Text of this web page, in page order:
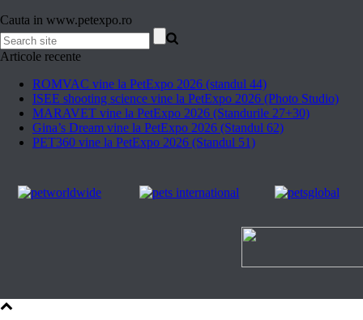
Cauta in www.petexpo.ro
Articole recente
ROMVAC vine la PetExpo 2026 (standul 44)
ISEE shooting science vine la PetExpo 2026 (Photo Studio)
MARAVET vine la PetExpo 2026 (Standurile 27+30)
Gina’s Dream vine la PetExpo 2026 (Standul 62)
PET360 vine la PetExpo 2026 (Standul 51)